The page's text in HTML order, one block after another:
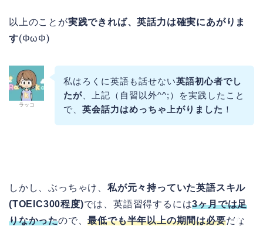
以上のことが実践できれば、英話力は確実にあがりま
す(ΦωΦ)
ラッコ
私はろくに英語も話せない英語初心者でし
たが、上記（自習以外^^;）を実践したこと
で、 英会話力はめっちゃ上がりました ！
しかし、ぶっちゃけ、 私が元々持っていた英語スキル
(TOEIC300程度)では、英語習得するには3ヶ月では足
りなかったので、最低でも半年以上の期間は必要だな
留学